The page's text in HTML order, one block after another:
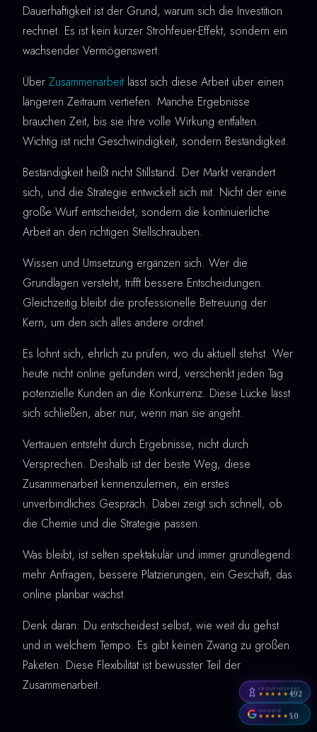
Dauerhaftigkeit ist der Grund, warum sich die Investition
rechnet. Es ist kein kurzer Strohfeuer-Effekt, sondern ein
wachsender Vermögenswert.
Über Zusammenarbeit lässt sich diese Arbeit über einen
längeren Zeitraum vertiefen. Manche Ergebnisse
brauchen Zeit, bis sie ihre volle Wirkung entfalten.
Wichtig ist nicht Geschwindigkeit, sondern Beständigkeit.
Beständigkeit heißt nicht Stillstand. Der Markt verändert
sich, und die Strategie entwickelt sich mit. Nicht der eine
große Wurf entscheidet, sondern die kontinuierliche
Arbeit an den richtigen Stellschrauben.
Wissen und Umsetzung ergänzen sich. Wer die
Grundlagen versteht, trifft bessere Entscheidungen.
Gleichzeitig bleibt die professionelle Betreuung der
Kern, um den sich alles andere ordnet.
Es lohnt sich, ehrlich zu prüfen, wo du aktuell stehst. Wer
heute nicht online gefunden wird, verschenkt jeden Tag
potenzielle Kunden an die Konkurrenz. Diese Lücke lässt
sich schließen, aber nur, wenn man sie angeht.
Vertrauen entsteht durch Ergebnisse, nicht durch
Versprechen. Deshalb ist der beste Weg, diese
Zusammenarbeit kennenzulernen, ein erstes
unverbindliches Gespräch. Dabei zeigt sich schnell, ob
die Chemie und die Strategie passen.
Was bleibt, ist selten spektakulär und immer grundlegend:
mehr Anfragen, bessere Platzierungen, ein Geschäft, das
online planbar wächst.
Denk daran: Du entscheidest selbst, wie weit du gehst
und in welchem Tempo. Es gibt keinen Zwang zu großen
Paketen. Diese Flexibilität ist bewusster Teil der
Zusammenarbeit.
PROVENEXPERT
★★★★★4,92
GOOGLE
★★★★★5,0